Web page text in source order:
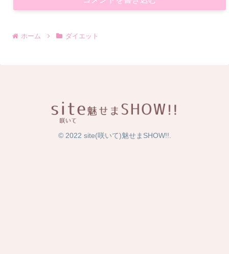
ホーム ダイエット
© 2022 site(咲いて)魅せまSHOW!!.